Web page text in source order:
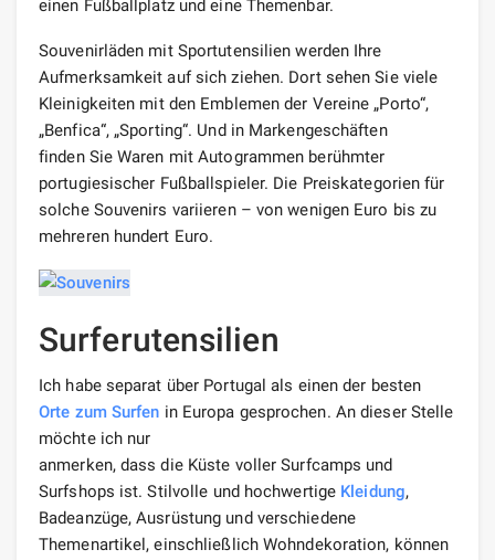
einen Fußballplatz und eine Themenbar.
Souvenirläden mit Sportutensilien werden Ihre
Aufmerksamkeit auf sich ziehen. Dort sehen Sie viele
Kleinigkeiten mit den Emblemen der Vereine „Porto“,
„Benfica“, „Sporting“. Und in Markengeschäften
finden Sie Waren mit Autogrammen berühmter
portugiesischer Fußballspieler. Die Preiskategorien für
solche Souvenirs variieren – von wenigen Euro bis zu
mehreren hundert Euro.
Surferutensilien
Ich habe separat über Portugal als einen der besten
Orte zum Surfen in Europa gesprochen. An dieser Stelle
möchte ich nur
anmerken, dass die Küste voller Surfcamps und
Surfshops ist. Stilvolle und hochwertige Kleidung,
Badeanzüge, Ausrüstung und verschiedene
Themenartikel, einschließlich Wohndekoration, können